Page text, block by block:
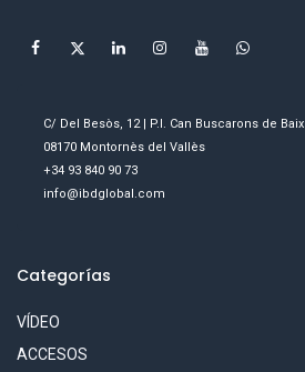
C/ Del Besòs, 12 | P.I. Can Buscarons de Baix
08170 Montornès del Vallès
+34 93 840 90 73
info@ibdglobal.com
Categorías
VÍDEO
ACCESOS